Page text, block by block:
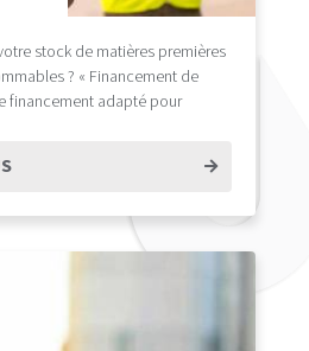
stock de matières premières
? « Financement de
financement adapté pour